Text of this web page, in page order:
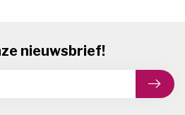
nieuwsbrief!